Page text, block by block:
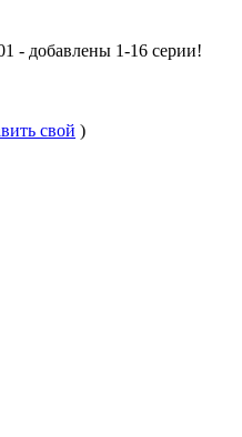
- добавлены 1-16 серии!
свой )